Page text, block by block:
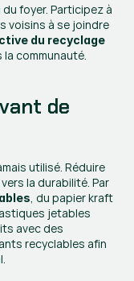
foyer. Participez à
voisins à se joindre
du recyclage
communauté.
de
utilisé. Réduire
la durabilité. Par
, du papier kraft
jetables
recyclables afin